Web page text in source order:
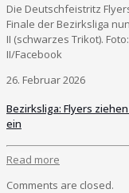
Die Deutschfeistritz
Finale der Bezirksliga
II (schwarzes Trikot).
II/Facebook
26. Februar 2026
Bezirksliga: Flyers
ein
Read more
Comments are closed.